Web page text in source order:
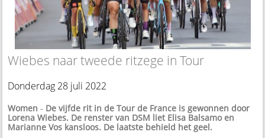
Wiebes naar tweede ritzege in Tour
Donderdag 28 juli 2022
Women - De vijfde rit in de Tour de France is gewonnen door
Lorena Wiebes. De renster van DSM liet Elisa Balsamo en
Marianne Vos kansloos. De laatste behield het geel.